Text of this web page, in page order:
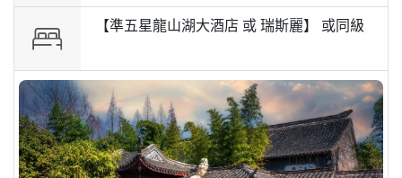
【準五星龍山湖大酒店 或 瑞斯麗】 或同級